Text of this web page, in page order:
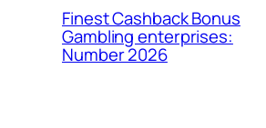
Finest Cashback Bonus
Gambling enterprises:
Number 2026